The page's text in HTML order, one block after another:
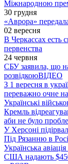
Міжнародною
30 грудня
«Аврора»
02 вересня
В Черкассах есть
первенства
24 червня
СБУ заявила, що
розвідкоюВІДЕО
З 1 вересня в
переважно очне
Українські
Кремль
аби не було
У Херсоні
Під Рязанню в
Українська
США надають $450